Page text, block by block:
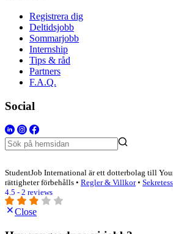
Registrera dig
Deltidsjobb
Sommarjobb
Internship
Tips & råd
Partners
F.A.Q.
Social
StudentJob International är ett dotterbolag till
rättigheter förbehålls • Regler & Villkor•
4.5 - 2 reviews
Close